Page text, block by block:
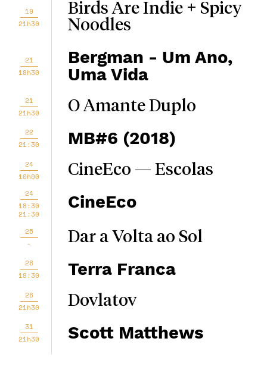
19
21h30
Birds Are Indie + Spicy
Noodles
21
18h30
Bergman - Um Ano,
Uma Vida
21
21h30
O Amante Duplo
22
21:30
MB#6 (2018)
24
10h00
CineEco — Escolas
24
18:30
21:30
CineEco
25
-
Dar a Volta ao Sol
28
18:30
Terra Franca
28
21h30
Dovlatov
31
21h30
Scott Matthews